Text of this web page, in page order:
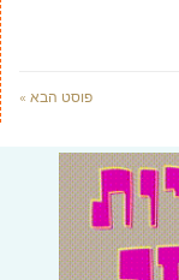
פוסט הבא »